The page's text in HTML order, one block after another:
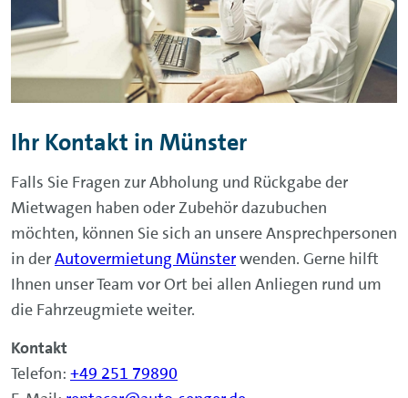
Ihr Kontakt in Münster
Falls Sie Fragen zur Abholung und Rückgabe der
Mietwagen haben oder Zubehör dazubuchen
möchten, können Sie sich an unsere Ansprechpersonen
in derAutovermietung Münsterwenden. Gerne hilft
Ihnen unser Team vor Ort bei allen Anliegen rund um
die Fahrzeugmiete weiter.
Kontakt
Telefon: +49 251 79890